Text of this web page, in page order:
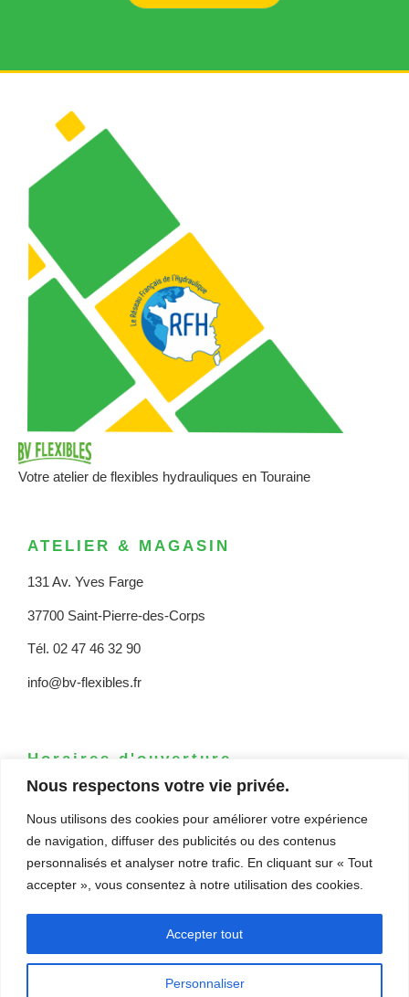
Nous respectons votre vie privée.
Nous utilisons des cookies pour améliorer votre expérience
de navigation, diffuser des publicités ou des contenus
personnalisés et analyser notre trafic. En cliquant sur « Tout
accepter », vous consentez à notre utilisation des cookies.
Personnaliser
Accepter tout
Votre atelier de flexibles hydrauliques en Touraine
ATELIER & MAGASIN
131 Av. Yves Farge
37700 Saint-Pierre-des-Corps
Tél. 02 47 46 32 90
info@bv-flexibles.fr
Horaires d'ouverture
L/M/M/J : 8h30-12h – 13h30-17h30
V : 8h30-12h – 13h30-16h30